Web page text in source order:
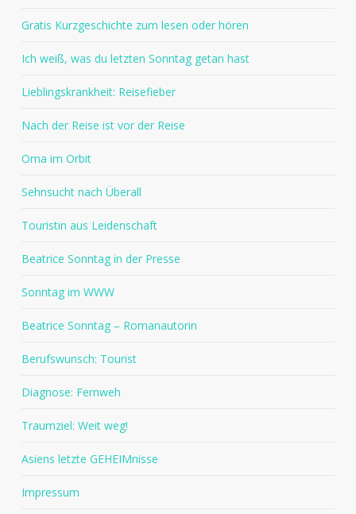
Gratis Kurzgeschichte zum lesen oder hören
Ich weiß, was du letzten Sonntag getan hast
Lieblingskrankheit: Reisefieber
Nach der Reise ist vor der Reise
Oma im Orbit
Sehnsucht nach Überall
Touristin aus Leidenschaft
Beatrice Sonntag in der Presse
Sonntag im WWW
Beatrice Sonntag – Romanautorin
Berufswunsch: Tourist
Diagnose: Fernweh
Traumziel: Weit weg!
Asiens letzte GEHEIMnisse
Impressum